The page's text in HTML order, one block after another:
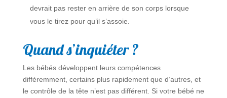
devrait pas rester en arrière de son corps lorsque
vous le tirez pour qu’il s’assoie.
Quand s’inquiéter ?
Les bébés développent leurs compétences
différemment, certains plus rapidement que d’autres, et
le contrôle de la tête n’est pas différent. Si votre bébé ne